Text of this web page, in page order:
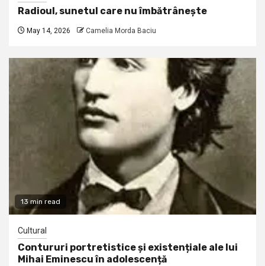
Radioul, sunetul care nu îmbătrânește
May 14, 2026 Camelia Morda Baciu
13 min read
Cultural
Contururi portretistice și existențiale ale lui
Mihai Eminescu în adolescență